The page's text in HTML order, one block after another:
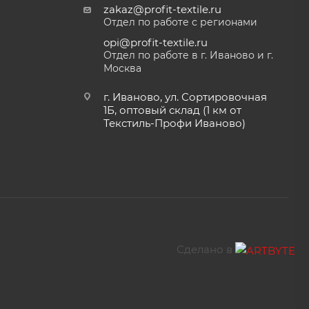
zakaz@profit-textile.ru
Отдел по работе с регионами
opi@profit-textile.ru
Отдел по работе в г. Иваново и г.
Москва
г. Иваново, ул. Сортировочная
1Б, оптовый склад (1 км от
Текстиль-Профи Иваново)
Сделано в